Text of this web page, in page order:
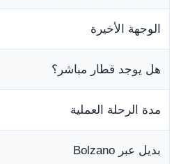
الوجهة الأخيرة
هل يوجد قطار مباشر؟
مدة الرحلة العملية
بديل عبر Bolzano